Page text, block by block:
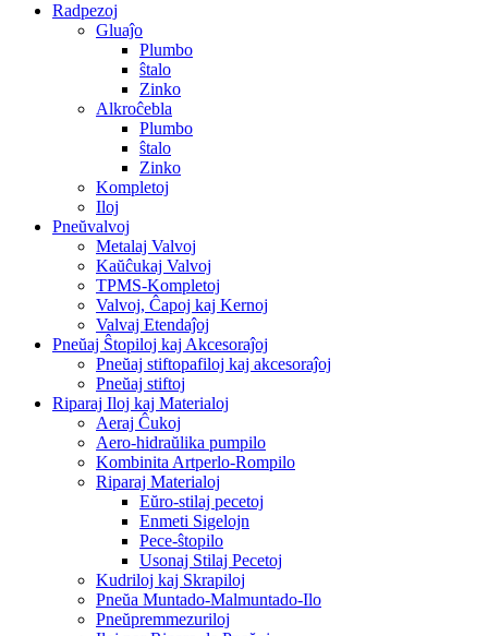
Radpezoj
Gluaĵo
Plumbo
ŝtalo
Zinko
Alkroĉebla
Plumbo
ŝtalo
Zinko
Kompletoj
Iloj
Pneŭvalvoj
Metalaj Valvoj
Kaŭĉukaj Valvoj
TPMS-Kompletoj
Valvoj, Ĉapoj kaj Kernoj
Valvaj Etendaĵoj
Pneŭaj Ŝtopiloj kaj Akcesoraĵoj
Pneŭaj stiftopafiloj kaj akcesoraĵoj
Pneŭaj stiftoj
Riparaj Iloj kaj Materialoj
Aeraj Ĉukoj
Aero-hidraŭlika pumpilo
Kombinita Artperlo-Rompilo
Riparaj Materialoj
Eŭro-stilaj pecetoj
Enmeti Sigelojn
Pece-ŝtopilo
Usonaj Stilaj Pecetoj
Kudriloj kaj Skrapiloj
Pneŭa Muntado-Malmuntado-Ilo
Pneŭpremmezuriloj